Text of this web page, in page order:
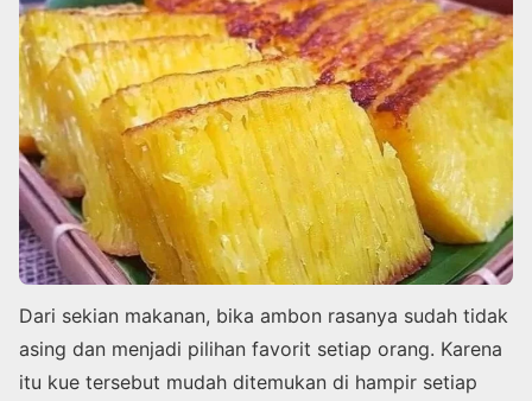
Dari sekian makanan, bika ambon rasanya sudah tidak
asing dan menjadi pilihan favorit setiap orang. Karena
itu kue tersebut mudah ditemukan di hampir setiap